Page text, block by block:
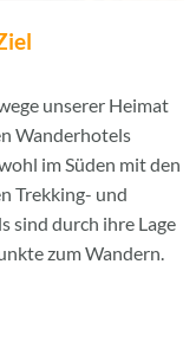
unserer Heimat
Wanderhotels
im Süden mit den
Trekking- und
sind durch ihre Lage
zum Wandern.